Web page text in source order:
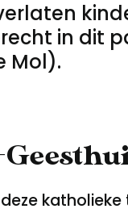
in dit
Mol).
deze